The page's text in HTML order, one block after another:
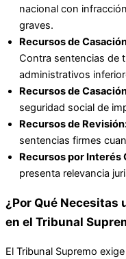
nacional con
graves.
Recursos de
Contra sentencias de
administrativos
Recursos de
seguridad social de
Recursos de
sentencias firmes
Recursos por Interés
presenta relevancia
¿Por Qué Necesitas
en el Tribunal
El Tribunal Supremo exige